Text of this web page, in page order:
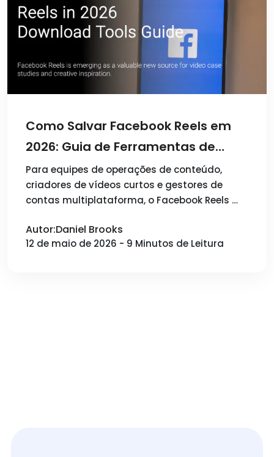
Como Salvar Facebook Reels em
2026: Guia de Ferramentas de
Download
Para equipes de operações de conteúdo,
criadores de vídeos curtos e gestores de
contas multiplataforma, o Facebook Reels …
Autor:Daniel Brooks
12 de maio de 2026 - 9 Minutos de Leitura